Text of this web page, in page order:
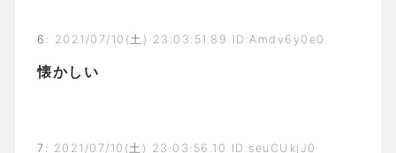
6 : 2021/07/10(土) 23:03:51.89 ID:Amdv6y0e0
懐かしい
7 : 2021/07/10(土) 23:03:56.10 ID:seuCUkjJ0